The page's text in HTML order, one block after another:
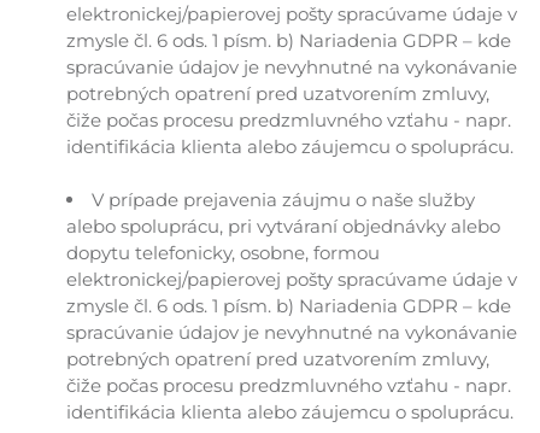
elektronickej/papierovej pošty spracúvame údaje v
zmysle čl. 6 ods. 1 písm. b) Nariadenia GDPR – kde
spracúvanie údajov je nevyhnutné na vykonávanie
potrebných opatrení pred uzatvorením zmluvy,
čiže počas procesu predzmluvného vzťahu - napr.
identifikácia klienta alebo záujemcu o spoluprácu.
V prípade prejavenia záujmu o naše služby
alebo spoluprácu, pri vytváraní objednávky alebo
dopytu telefonicky, osobne, formou
elektronickej/papierovej pošty spracúvame údaje v
zmysle čl. 6 ods. 1 písm. b) Nariadenia GDPR – kde
spracúvanie údajov je nevyhnutné na vykonávanie
potrebných opatrení pred uzatvorením zmluvy,
čiže počas procesu predzmluvného vzťahu - napr.
identifikácia klienta alebo záujemcu o spoluprácu.